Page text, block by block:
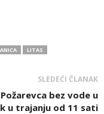
LITAS
SLEDEĆI ČLANAK
bez vode u
u trajanju od 11 sati